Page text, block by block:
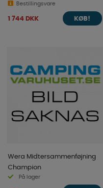
Bestillingsvare
1 744 DKK KØB!
Wera Midtersammenføjning
Champion
På lager